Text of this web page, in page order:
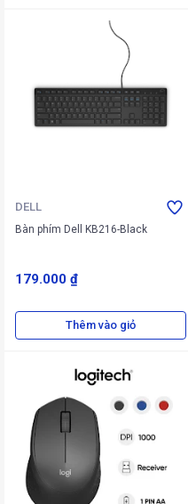
DELL
Bàn phím Dell KB216-Black
179.000 ₫
Thêm vào giỏ